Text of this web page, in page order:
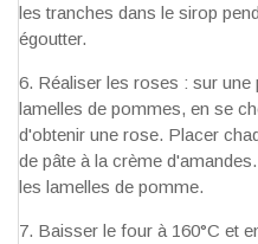
les tranches dans le sirop
égoutter.
Réaliser les roses : sur
lamelles de pommes, en se
d'obtenir une rose. Placer
de pâte à la crème
les lamelles de pomme.
Baisser le four à 160°C et